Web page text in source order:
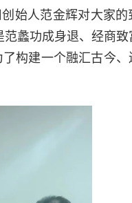
始人范金辉对大家的
蠡功成身退、经商致
构建一个融汇古今、